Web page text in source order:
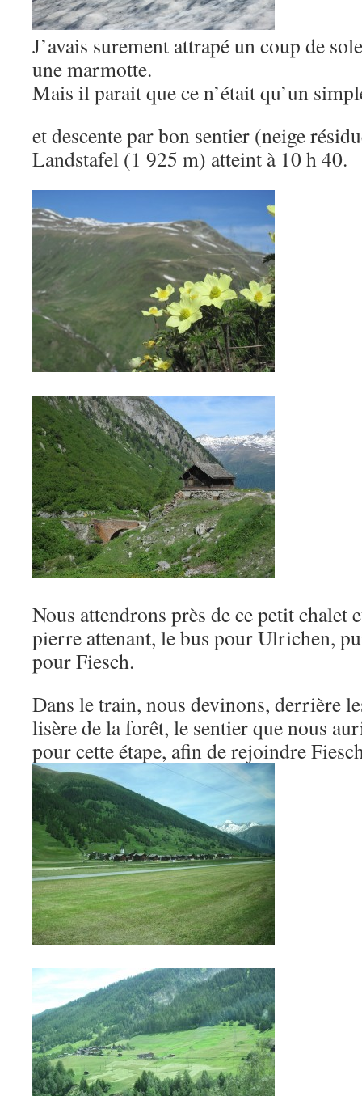
J’avais surement attrapé un coup de
une marmotte.
Mais il parait que ce n’était qu’un
et descente par bon sentier (neige
Landstafel (1 925 m) atteint à 10 h 40.
Nous attendrons près de ce petit chalet
pierre attenant, le bus pour Ulrichen,
pour Fiesch.
Dans le train, nous devinons, derrière
lisère de la forêt, le sentier que nous
pour cette étape, afin de rejoindre